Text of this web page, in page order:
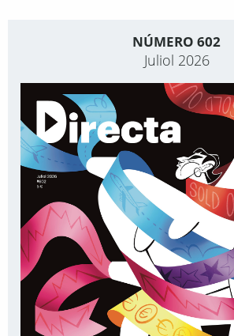
NÚMERO 602
Juliol 2026